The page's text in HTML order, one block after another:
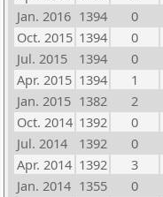
Jan. 2016 1394 0
Oct. 2015 1394 0
Jul. 2015
1394 0
Apr. 2015 1394 1
Jan. 2015 1382 2
Oct. 2014 1392 0
Jul. 2014
1392 0
Apr. 2014 1392 3
Jan. 2014 1355 0